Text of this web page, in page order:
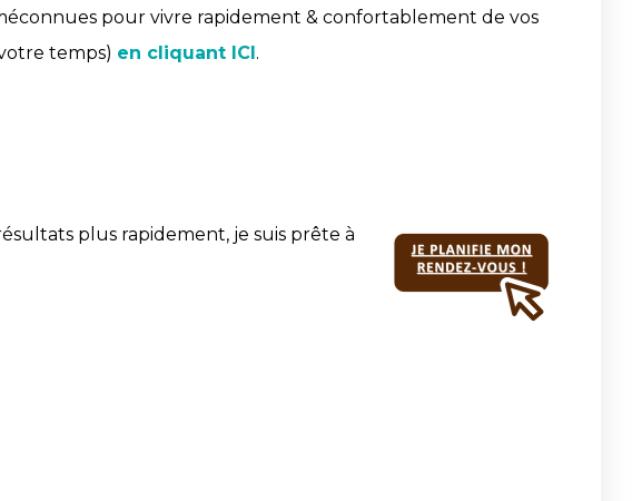
pour vivre rapidement & confortablement de vos
temps) en cliquant ICI.
plus rapidement, je suis prête à